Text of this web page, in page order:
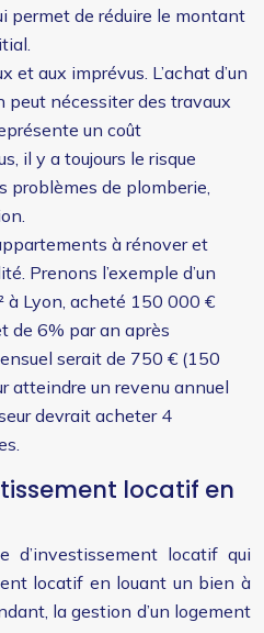
permet de réduire le montant
et aux imprévus. L’achat d’un
peut nécessiter des travaux
un coût
il y a toujours le risque
problèmes de plomberie,
à rénover et
Prenons l’exemple d’un
à Lyon, acheté 150 000 €
de 6% par an après
serait de 750 € (150
atteindre un revenu annuel
devrait acheter 4
locatif en
d’investissement locatif qui
locatif en louant un bien à
la gestion d’un logement